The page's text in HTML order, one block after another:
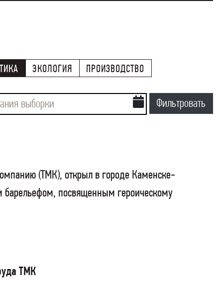
ЭКОЛОГИЯ ПРОИЗВОДСТВО
Фильтровать
(ТМК), открыл в городе Каменске-
барельефом, посвященным героическому
ТМК